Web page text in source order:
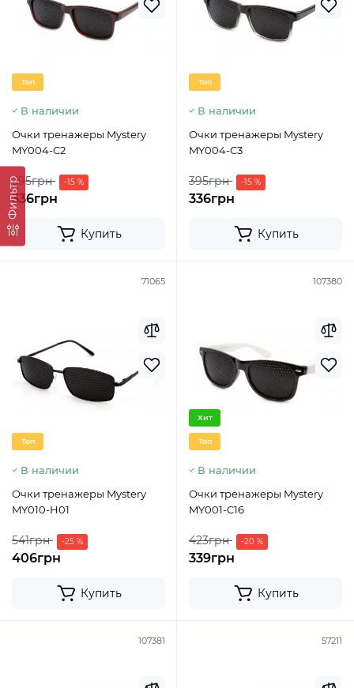
Фильтр
Топ
В наличии
Очки тренажеры Mystery
MY004-C2
395грн -15 %
336грн
Купить
Топ
В наличии
Очки тренажеры Mystery
MY004-C3
395грн -15 %
336грн
Купить
71065
Топ
В наличии
Очки тренажеры Mystery
MY010-H01
541грн -25 %
406грн
Купить
107380
Хит
Топ
В наличии
Очки тренажеры Mystery
MY001-C16
423грн -20 %
339грн
Купить
107381 57211